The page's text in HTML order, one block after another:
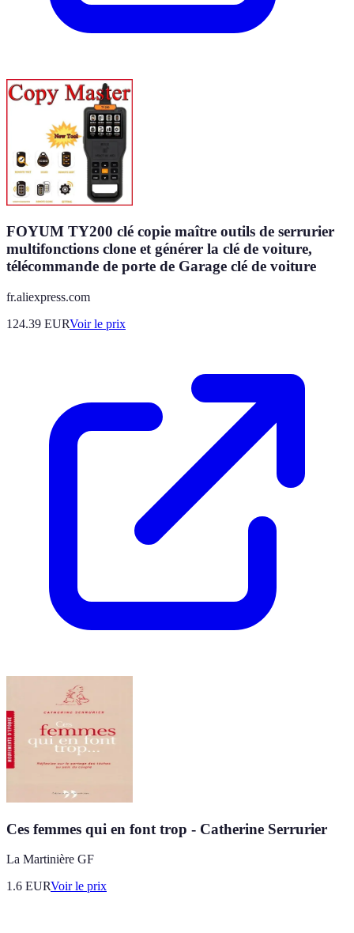
FOYUM TY200 clé copie maître outils de serrurier
multifonctions clone et générer la clé de voiture,
télécommande de porte de Garage clé de voiture
fr.aliexpress.com
124.39 EURVoir le prix
Ces femmes qui en font trop - Catherine Serrurier
La Martinière GF
1.6 EURVoir le prix